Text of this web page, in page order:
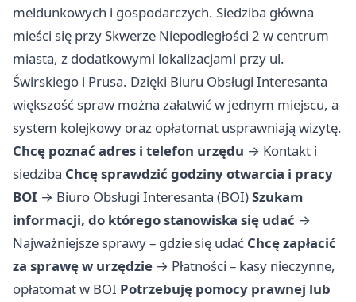
meldunkowych i gospodarczych. Siedziba główna
mieści się przy Skwerze Niepodległości 2 w centrum
miasta, z dodatkowymi lokalizacjami przy ul.
Świrskiego i Prusa. Dzięki Biuru Obsługi Interesanta
większość spraw można załatwić w jednym miejscu, a
system kolejkowy oraz opłatomat usprawniają wizytę.
Chcę poznać adres i telefon urzędu → Kontakt i
siedziba Chcę sprawdzić godziny otwarcia i pracy
BOI → Biuro Obsługi Interesanta (BOI)Szukam
informacji, do którego stanowiska się udać →
Najważniejsze sprawy – gdzie się udać Chcę zapłacić
za sprawę w urzędzie → Płatności – kasy nieczynne,
opłatomat w BOI Potrzebuję pomocy prawnej lub